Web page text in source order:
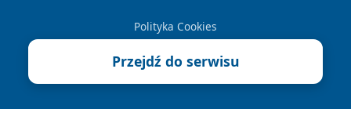
Polityka Cookies
Przejdź do serwisu